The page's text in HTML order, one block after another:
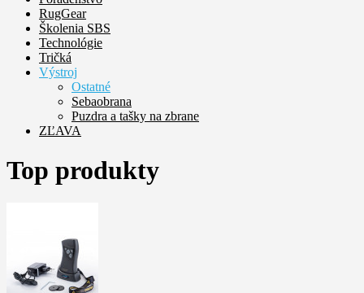
RugGear
Školenia SBS
Technológie
Tričká
Výstroj
Ostatné
Sebaobrana
Puzdra a tašky na zbrane
ZĽAVA
Top produkty